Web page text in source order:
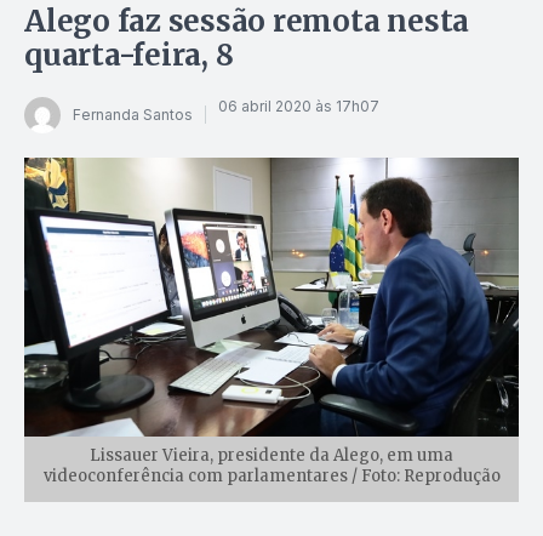
Alego faz sessão remota nesta
quarta-feira, 8
Fernanda Santos 06 abril 2020 às 17h07
Lissauer Vieira, presidente da Alego, em uma
videoconferência com parlamentares / Foto: Reprodução